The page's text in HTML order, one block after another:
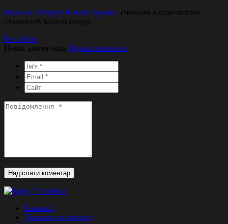
Видео к «Маршу Новой Армии» снимали в помещении
столичной Малой оперы.
Prev Next
Немає коментарів Додати коментар
Вакансії
Допомогти проекту